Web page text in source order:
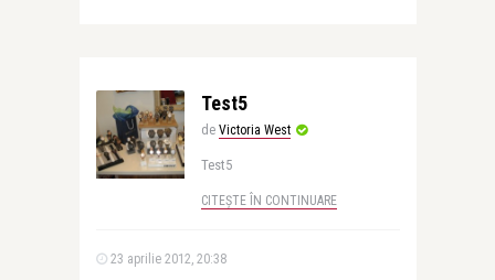
Test5
de Victoria West
Test5
CITEȘTE ÎN CONTINUARE
23 aprilie 2012, 20:38